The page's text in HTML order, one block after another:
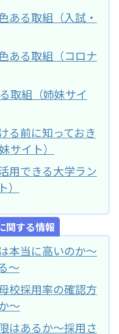
ある取組（入試・
ある取組（コロナ
取組（姉妹サイ
る前に知っておき
サイト）
用できる大学ラン
関する情報
本当に高いのか～
～
校採用率の確認方
～
はあるか～採用さ